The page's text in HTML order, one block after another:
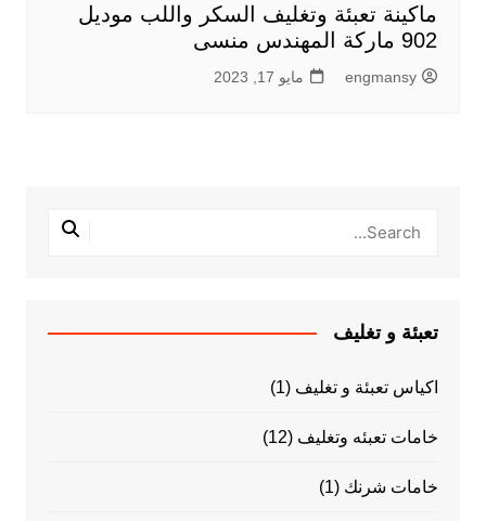
ماكينة تعبئة وتغليف السكر واللب موديل
902 ماركة المهندس منسى
engmansy مايو 17, 2023
تعبئة و تغليف
اكياس تعبئة و تغليف (1)
خامات تعبئه وتغليف (12)
خامات شرنك (1)